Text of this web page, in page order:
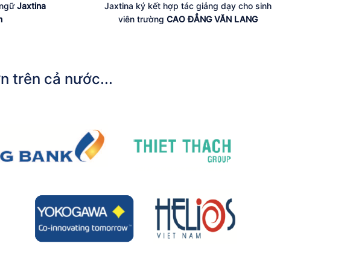
trên cả nước...
Jaxtina ký kết hợp tác giảng dạy cho sinh
viên trường CAO ĐẲNG VĂN LANG
Jaxtina